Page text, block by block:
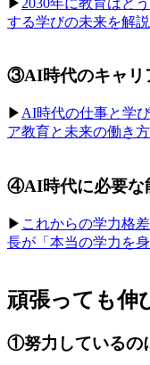
する学びの未来を解説
③AI時代のキャリ
▶︎ AI時代の仕事と学
ア教育と未来の働き
④AI時代に必要な
▶︎ これからの学力格
長が「本当の学力を
頑張っても伸
①努力しているの